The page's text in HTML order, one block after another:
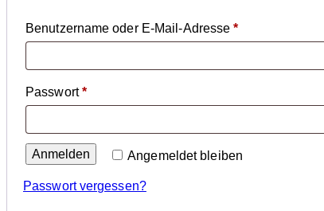
Benutzername oder E-Mail-Adresse*Erforderlich
Passwort*Erforderlich
Angemeldet bleiben
Anmelden
Passwort vergessen?